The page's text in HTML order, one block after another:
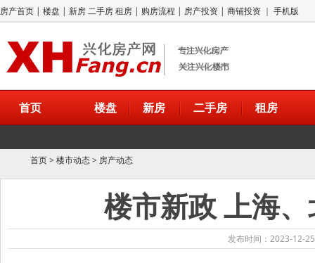
房产首页 | 楼盘 | 新房二手房租房 | 购房流程 | 房产投资 | 商铺投资 ｜ 手机版
首页 楼盘 新房 二手房 租房
首页> 楼市动态> 房产动态
楼市新政 上海
发布时间：2023-12-